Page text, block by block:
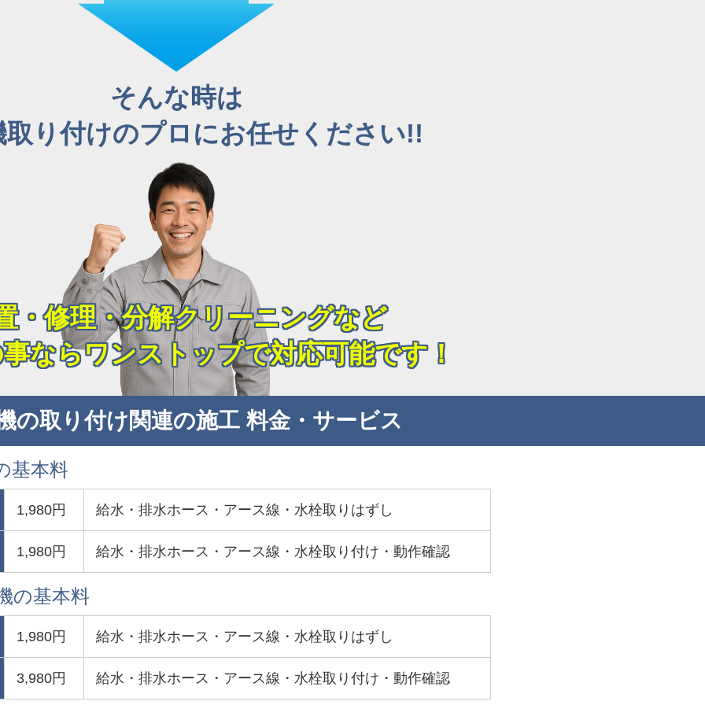
そんな時は
取り付けのプロにお任せください!!
・修理・分解クリーニングなど
ならワンストップで対応可能です！
の取り付け関連の施工 料金・サービス
基本料
1,980円 給水・排水ホース・アース線・水栓取りはずし
1,980円 給水・排水ホース・アース線・水栓取り付け・動作確認
の基本料
1,980円 給水・排水ホース・アース線・水栓取りはずし
3,980円 給水・排水ホース・アース線・水栓取り付け・動作確認